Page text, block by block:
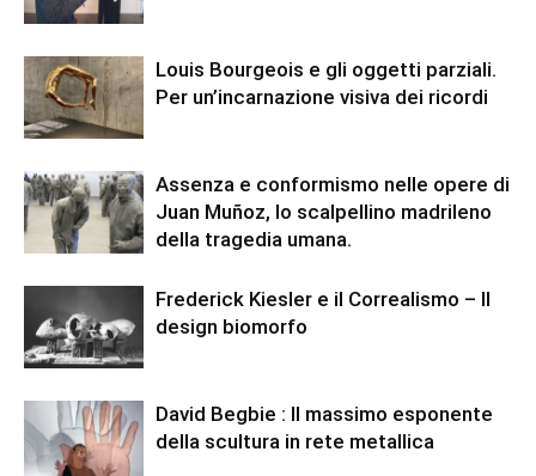
Louis Bourgeois e gli oggetti parziali.
Per un’incarnazione visiva dei ricordi
Assenza e conformismo nelle opere di
Juan Muñoz, lo scalpellino madrileno
della tragedia umana.
Frederick Kiesler e il Correalismo – Il
design biomorfo
David Begbie : Il massimo esponente
della scultura in rete metallica